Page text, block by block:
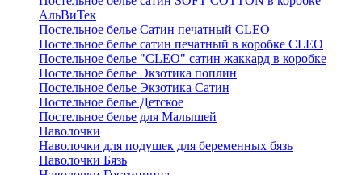
АльВиТек
Постельное белье Сатин печатный CLEO
Постельное белье сатин печатный в коробке CLEO
Постельное белье "CLEO" сатин жаккард в коробке
Постельное белье Экзотика поплин
Постельное белье Экзотика Сатин
Постельное белье Детское
Постельное белье для Малышей
Наволочки
Наволочки для подушек для беременных бязь
Наволочки Бязь